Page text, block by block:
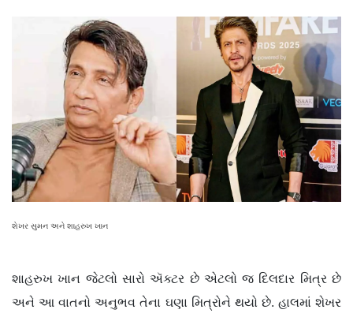
શેખર સુમન અને શાહરુખ ખાન
શાહરુખ ખાન જેટલો સારો ઍક્ટર છે એટલો જ દિલદાર મિત્ર છે
અને આ વાતનો અનુભવ તેના ઘણા મિત્રોને થયો છે. હાલમાં શેખર